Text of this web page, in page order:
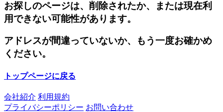
お探しのページは、削除されたか、または現在利
用できない可能性があります。
アドレスが間違っていないか、もう一度お確かめ
ください。
トップページに戻る
会社紹介 利用規約
プライバシーポリシー お問い合わせ